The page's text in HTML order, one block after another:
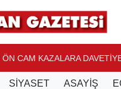
ÖN CAM KAZALARA
SİYASET ASAYİŞ